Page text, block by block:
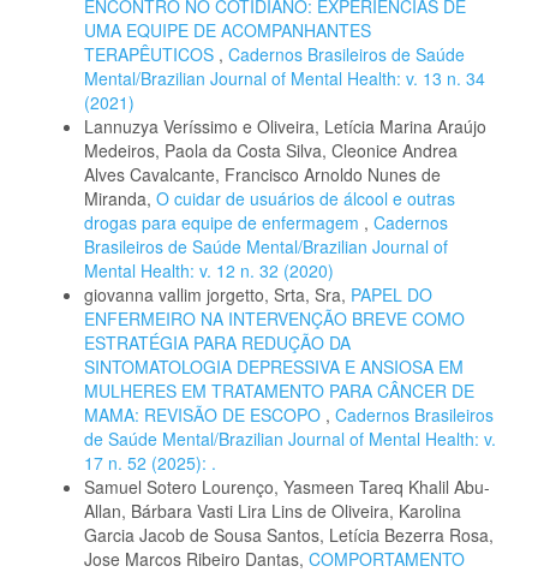
ENCONTRO NO COTIDIANO: EXPERIÊNCIAS DE
UMA EQUIPE DE ACOMPANHANTES
TERAPÊUTICOS , Cadernos Brasileiros de Saúde
Mental/Brazilian Journal of Mental Health: v. 13 n. 34
(2021)
Lannuzya Veríssimo e Oliveira, Letícia Marina Araújo
Medeiros, Paola da Costa Silva, Cleonice Andrea
Alves Cavalcante, Francisco Arnoldo Nunes de
Miranda, O cuidar de usuários de álcool e outras
drogas para equipe de enfermagem , Cadernos
Brasileiros de Saúde Mental/Brazilian Journal of
Mental Health: v. 12 n. 32 (2020)
giovanna vallim jorgetto, Srta, Sra, PAPEL DO
ENFERMEIRO NA INTERVENÇÃO BREVE COMO
ESTRATÉGIA PARA REDUÇÃO DA
SINTOMATOLOGIA DEPRESSIVA E ANSIOSA EM
MULHERES EM TRATAMENTO PARA CÂNCER DE
MAMA: REVISÃO DE ESCOPO , Cadernos Brasileiros
de Saúde Mental/Brazilian Journal of Mental Health: v.
17 n. 52 (2025): .
Samuel Sotero Lourenço, Yasmeen Tareq Khalil Abu-
Allan, Bárbara Vasti Lira Lins de Oliveira, Karolina
Garcia Jacob de Sousa Santos, Letícia Bezerra Rosa,
Jose Marcos Ribeiro Dantas, COMPORTAMENTO